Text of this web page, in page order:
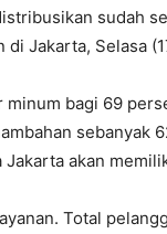
sudah
Jakarta, Selasa
minum bagi 69
sebanyak
akan
Total